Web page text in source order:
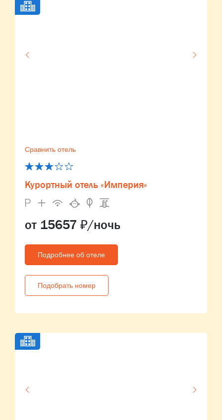
Сравнить отель
Курортный отель «Империя»
от 15657 ₽/ночь
Подробнее об отеле
Подобрать номер